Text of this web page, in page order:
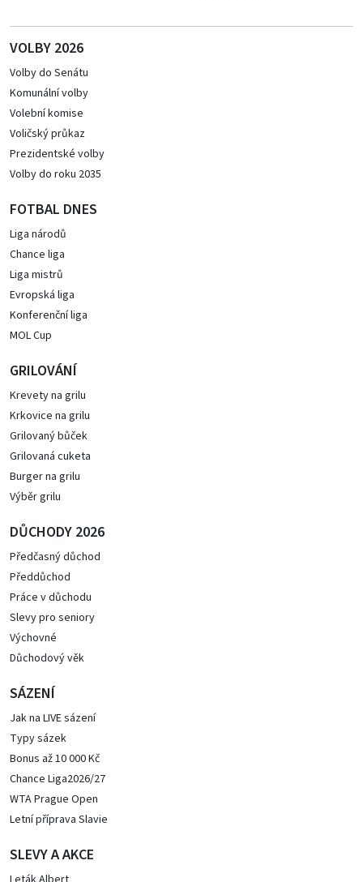
VOLBY 2026
Volby do Senátu
Komunální volby
Volební komise
Voličský průkaz
Prezidentské volby
Volby do roku 2035
FOTBAL DNES
Liga národů
Chance liga
Liga mistrů
Evropská liga
Konferenční liga
MOL Cup
GRILOVÁNÍ
Krevety na grilu
Krkovice na grilu
Grilovaný bůček
Grilovaná cuketa
Burger na grilu
Výběr grilu
DŮCHODY 2026
Předčasný důchod
Předdůchod
Práce v důchodu
Slevy pro seniory
Výchovné
Důchodový věk
SÁZENÍ
Jak na LIVE sázení
Typy sázek
Bonus až 10 000 Kč
Chance Liga2026/27
WTA Prague Open
Letní příprava Slavie
SLEVY A AKCE